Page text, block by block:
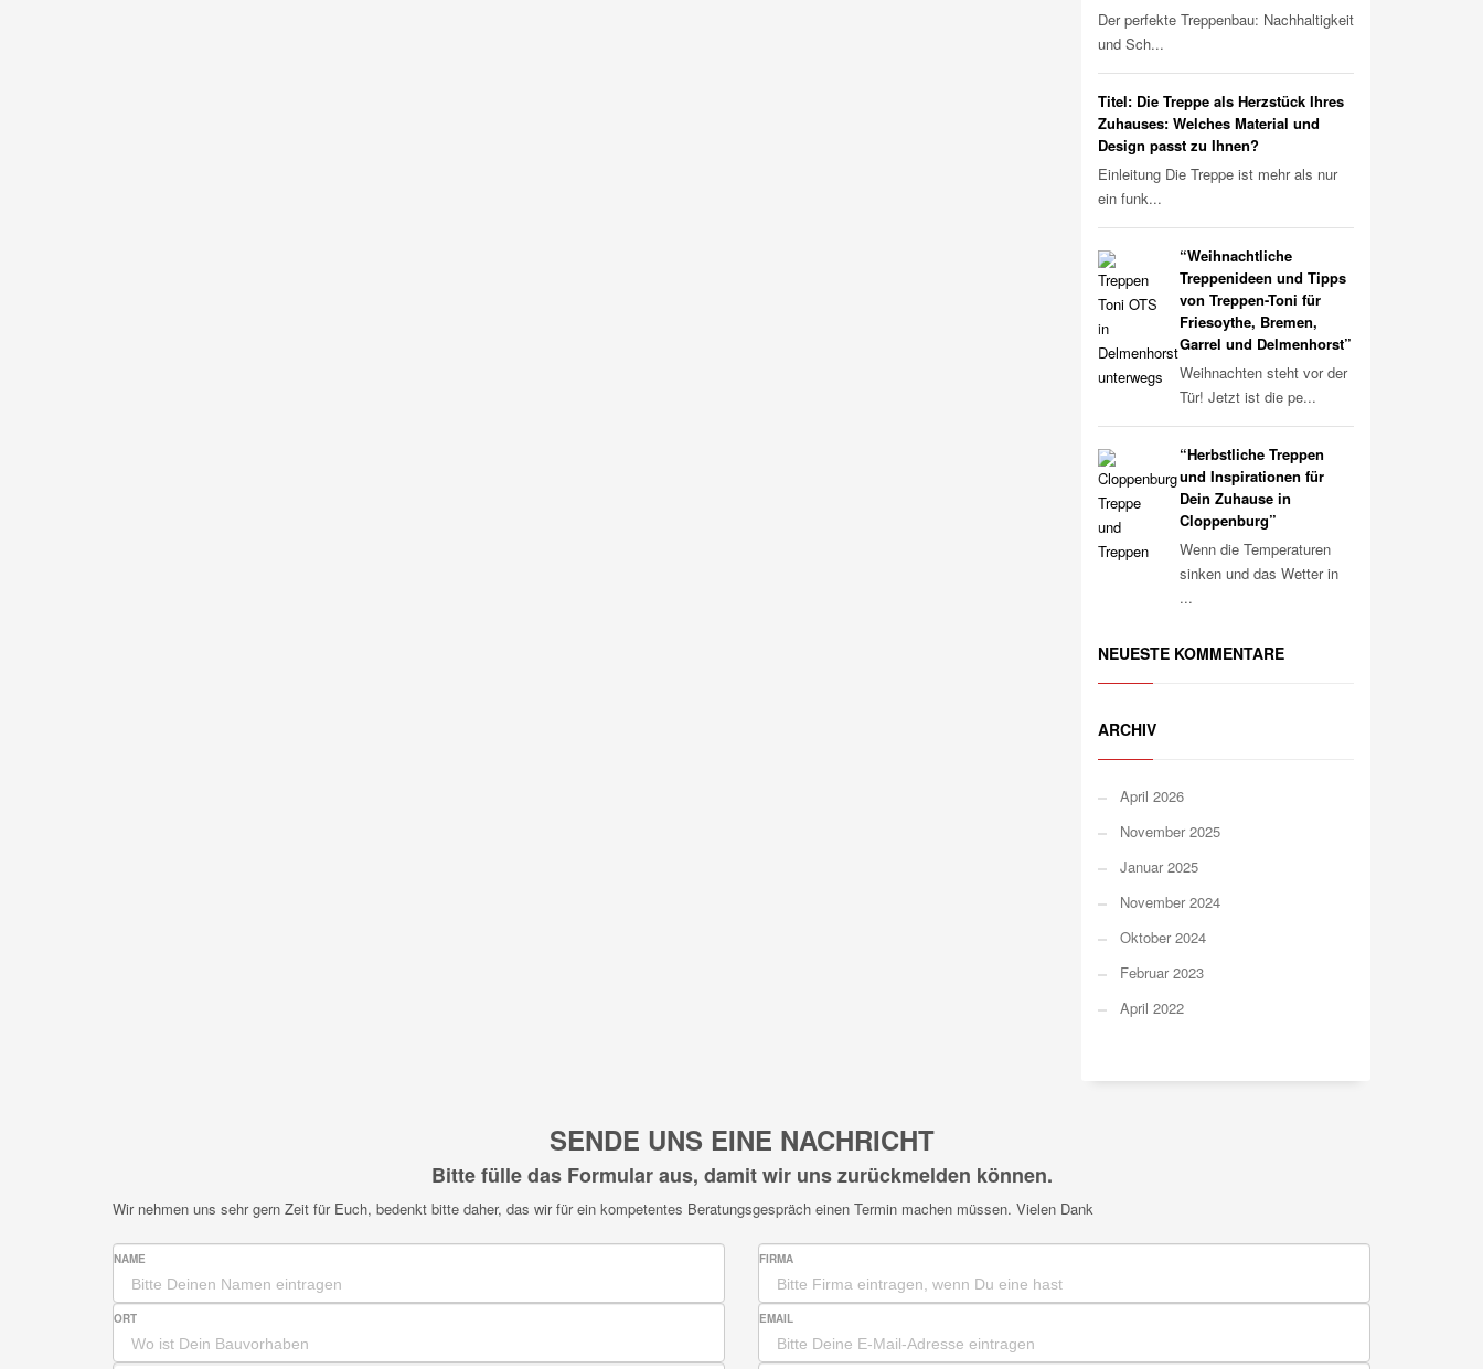
Der perfekte Treppenbau: Nachhaltigkeit
und Sch...
Titel: Die Treppe als Herzstück Ihres
Zuhauses: Welches Material und
Design passt zu Ihnen?
Einleitung Die Treppe ist mehr als nur
ein funk...
“Weihnachtliche
Treppenideen und Tipps
von Treppen-Toni für
Friesoythe, Bremen,
Garrel und Delmenhorst”
Weihnachten steht vor der
Tür! Jetzt ist die pe...
“Herbstliche Treppen
und Inspirationen für
Dein Zuhause in
Cloppenburg”
Wenn die Temperaturen
sinken und das Wetter in
...
NEUESTE KOMMENTARE
ARCHIV
April 2026
November 2025
Januar 2025
November 2024
Oktober 2024
Februar 2023
April 2022
SENDE UNS EINE NACHRICHT
Bitte fülle das Formular aus, damit wir uns zurückmelden können.
Wir nehmen uns sehr gern Zeit für Euch, bedenkt bitte daher, das wir für ein kompetentes Beratungsgespräch einen Termin machen müssen. Vielen Dank
NAME FIRMA
ORT EMAIL